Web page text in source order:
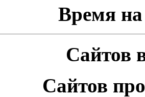
Время на
Сайтов
Сайтов